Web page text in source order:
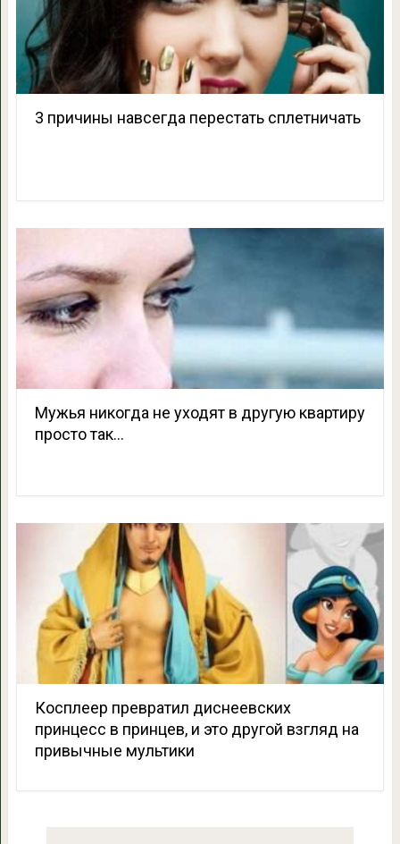
3 причины навсегда перестать сплетничать
Мужья никогда не уходят в другую квартиру
просто так…
Косплеер превратил диснеевских
принцесс в принцев, и это другой взгляд на
привычные мультики